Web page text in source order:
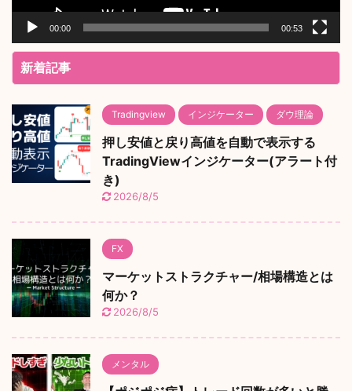
00:00 00:53
新着記事
Tradingview インジケーター ダウ理論
押し安値と戻り高値を自動で表示する
TradingViewインジケーター(アラート付
き)
2026/8/5
FX
マーケットストラクチャー/相場構造とは
何か？
2026/8/5
メンタル